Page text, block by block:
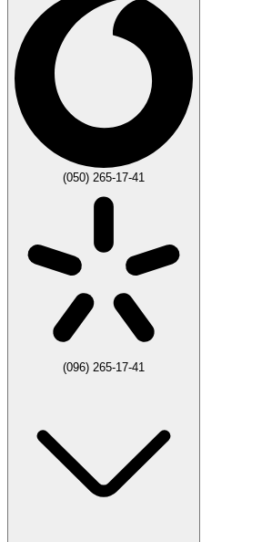
(050) 265-17-41
(096) 265-17-41